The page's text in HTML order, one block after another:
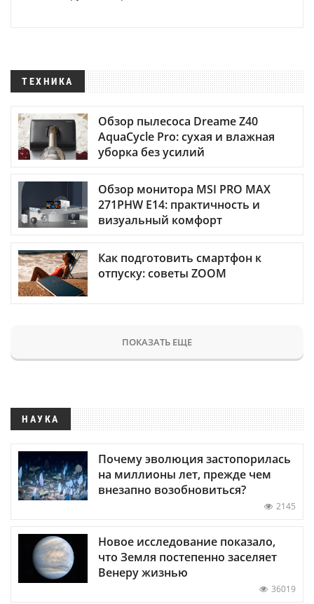
ТЕХНИКА
Обзор пылесоса Dreame Z40
AquaCycle Pro: сухая и влажная
уборка без усилий
Обзор монитора MSI PRO MAX
271PHW E14: практичность и
визуальный комфорт
Как подготовить смартфон к
отпуску: советы ZOOM
ПОКАЗАТЬ ЕЩЕ
НАУКА
Почему эволюция застопорилась
на миллионы лет, прежде чем
внезапно возобновиться?
2145
Новое исследование показало,
что Земля постепенно заселяет
Венеру жизнью
36019